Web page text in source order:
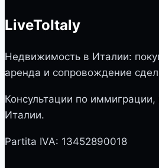
LiveToItaly
Недвижимость в Италии:
аренда и сопровождение
Консультации по
Италии.
Partita IVA: 13452890018